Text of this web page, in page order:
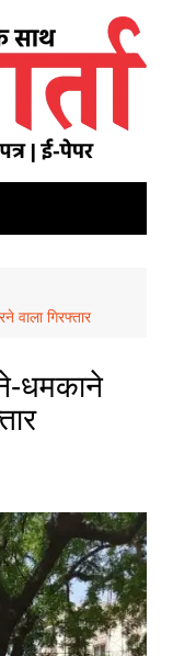
वाला गिरफ्तार
धमकाने